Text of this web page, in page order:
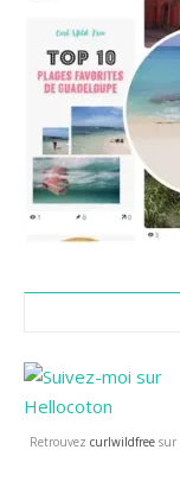
Retrouvez curlwildfree sur